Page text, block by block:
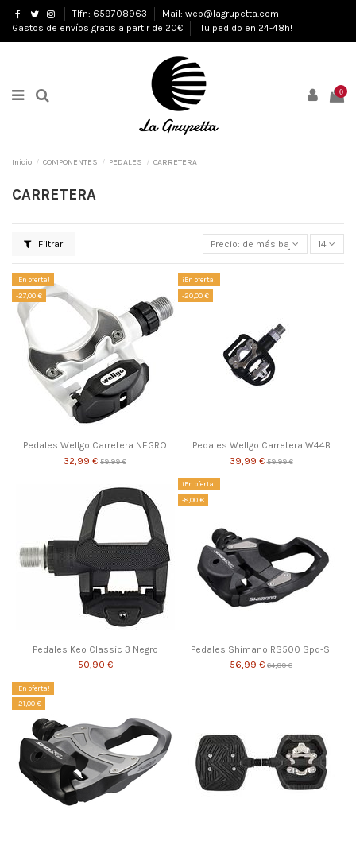
Tlfn: 659708963
Mail: web@lagrupetta.com
Gastos de envíos gratis a partir de 20€
¡Tu pedido en 24-48h!
0
Inicio COMPONENTES PEDALES CARRETERA
CARRETERA
Filtrar Precio: de más bajo a más alto
14
¡En oferta!
-27,00 €
Pedales Wellgo Carretera NEGRO
32,99 € 59,99 €
¡En oferta!
-20,00 €
Pedales Wellgo Carretera W44B
39,99 €59,99 €
Pedales Keo Classic 3 Negro
50,90 €
¡En oferta!
-8,00 €
Pedales Shimano RS500 Spd-Sl
56,99 € 64,99 €
¡En oferta!
-21,00 €